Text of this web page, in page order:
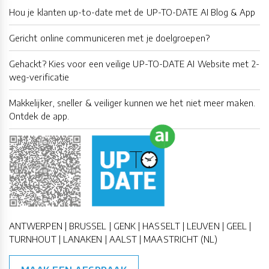
Hou je klanten up-to-date met de UP-TO-DATE AI Blog & App
Gericht online communiceren met je doelgroepen?
Gehackt? Kies voor een veilige UP-TO-DATE AI Website met 2-
weg-verificatie
Makkelijker, sneller & veiliger kunnen we het niet meer maken.
Ontdek de app.
ANTWERPEN | BRUSSEL | GENK | HASSELT | LEUVEN | GEEL |
TURNHOUT | LANAKEN | AALST | MAASTRICHT (NL)